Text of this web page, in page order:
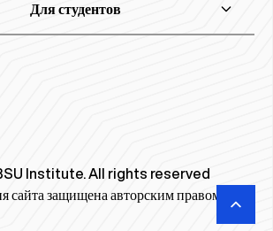
Для студентов
Institute. All rights reserved
сайта защищена авторским правом